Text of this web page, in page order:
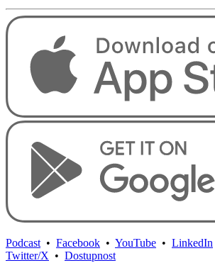
Podcast • Facebook • YouTube • LinkedIn
Twitter/X • Dostupnost